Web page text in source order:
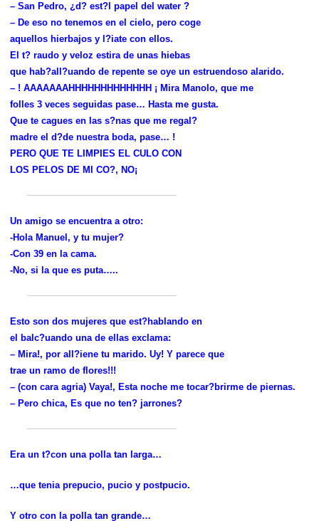
– San Pedro, ¿d? est?l papel del water ?
– De eso no tenemos en el cielo, pero coge
aquellos hierbajos y l?iate con ellos.
El t? raudo y veloz estira de unas hiebas
que hab?all?uando de repente se oye un estruendoso alarido.
– ! AAAAAAAHHHHHHHHHHHHH ¡ Mira Manolo, que me
folles 3 veces seguidas pase… Hasta me gusta.
Que te cagues en las s?nas que me regal?
madre el d?de nuestra boda, pase… !
PERO QUE TE LIMPIES EL CULO CON
LOS PELOS DE MI CO?, NO¡
Un amigo se encuentra a otro:
-Hola Manuel, y tu mujer?
-Con 39 en la cama.
-No, si la que es puta…..
Esto son dos mujeres que est?hablando en
el balc?uando una de ellas exclama:
– Mira!, por all?iene tu marido. Uy! Y parece que
trae un ramo de flores!!!
– (con cara agria) Vaya!, Esta noche me tocar?brirme de piernas.
– Pero chica, Es que no ten? jarrones?
Era un t?con una polla tan larga…
…que tenia prepucio, pucio y postpucio.
Y otro con la polla tan grande…